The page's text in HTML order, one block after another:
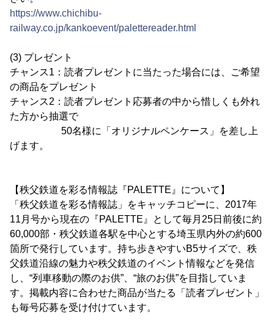
https://www.chichibu-
railway.co.jp/kankoevent/palettereader.html
(3) プレゼント
チャンス1：読者プレゼントに当たった場合には、ご希望
の商品をプレゼント
チャンス2：読者プレゼント応募者の中から惜しくも外れ
た方から抽選で
50名様に「オリジナルペンケース」を差し上
げます。
【秩父鉄道を彩る情報誌『PALETTE』について】
「秩父鉄道を彩る情報誌」をキャッチコピーに、2017年
11月号から現在の『PALETTE』として毎月25日前後に約
60,000部・秩父鉄道各駅を中心とする埼玉県内外の約600
箇所で発行しています。持ち歩きやすいB5サイズで、秩
父鉄道沿線の魅力や秩父鉄道のイベント情報などを発信
し、“列車移動の際のお供”、“旅のお供”を目指していま
す。掲載内容に合わせた商品が当たる「読者プレゼント」
も毎号応募を受け付けています。